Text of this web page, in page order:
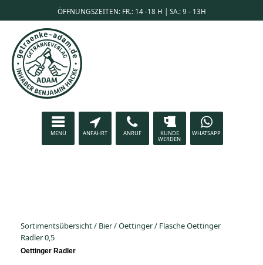
ÖFFNUNGSZEITEN: FR.: 14 -18 H | SA.: 9 - 13H
MENÜ ANFAHRT ANRUF KUNDE
WERDEN
WHATSAPP
Sortimentsübersicht/ Bier/Oettinger/ Flasche Oettinger
Radler 0,5
Oettinger Radler